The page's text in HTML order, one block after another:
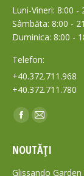
Luni-Vineri: 8:00 -
Sâmbăta: 8:00 -
Duminica: 8:00 -
Telefon:
+40.372.711.968
+40.372.711.780
Find us on:
Facebook
opens
in
Mail
opens
in
NOUTĂȚI
Glissando